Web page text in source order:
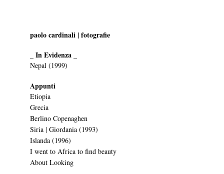
paolo cardinali | fotografie
_ In Evidenza _
Nepal (1999)
Appunti
Etiopia
Grecia
Berlino Copenaghen
Siria | Giordania (1993)
Islanda (1996)
I went to Africa to find beauty
About Looking